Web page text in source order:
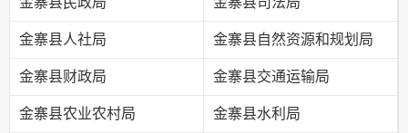
金寨县人社局 金寨县自然资源和规划局
金寨县财政局 金寨县交通运输局
金寨县农业农村局 金寨县水利局